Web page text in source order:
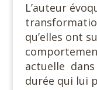
L’auteur
qu’elles ont
actuelle
durée qui lui